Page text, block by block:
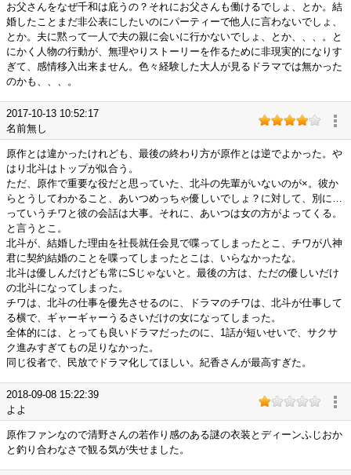
お父さんをなぜ千和は庇うの？それにお父さんも働けるでしょ、とか。結
婚したことまだ非公表にしたいのにパーティーで他人に言わないでしょ、
とか。夫に黙って一人で夫の親に会いに行かないでしょ、とか、、、。と
にかく人物の行動が、無理やりストーリーを作るために非現実的になりす
ぎて、感情移入出来ません。色々経験した大人が見るドラマでは無かった
のかも、、、。
2017-10-13 10:52:17
名前無し
原作とは違かったけれども、最後の終わり方が原作とは逆でよかった。や
はり北斗はトップが似合う。
ただ、原作で重要な役だと思っていた、北斗の先輩がいないのが×。彼か
らとうしてわかること、あいつめっちゃ優しいでしょ？に対して、別に…
っていうチワと彼の会話は大事。それに、あいつは女の方がよってくる。
と言うとこ。
北斗が、結婚した理由を社長就任会見で喋ってしまったとこ、チワが八神
君に契約結婚のことを喋ってしまったとこは、いらなかったな。
北斗は優しんだけども常にSじゃないと。最後の方は、ただの優しいだけ
の北斗になってしまった。
チワは、北斗の仕事を優先させるのに、ドラマのチワは、北斗が仕事して
る横で、ギャーギャーうるさいだけの女になってしまった。
全体的には、とっても良いドラマだったのに、1話が短いせいで、サクサ
ク進みすぎてもの足りなかった。
同じ役者で、民放でドラマ化してほしい。紀香さんが最高すぎた。
2018-09-08 15:22:39
よよ
原作ファンなので清野さんの若作り感のある謎の衣装とディーンふじおか
と釣り合わなさで観る気が失せました。